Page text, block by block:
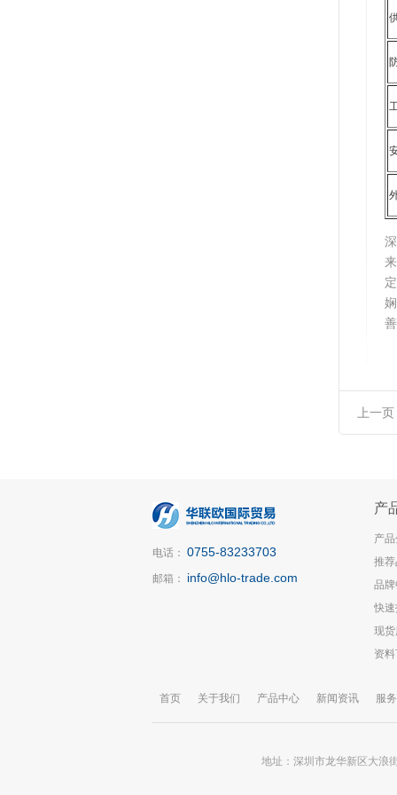
上一页
电话： 0755-83233703
邮箱： info@hlo-trade.com
产
产
推
品
快速
现
资
首页 关于我们 产品中心 新闻资讯 服
地址：深圳市龙华新区大浪